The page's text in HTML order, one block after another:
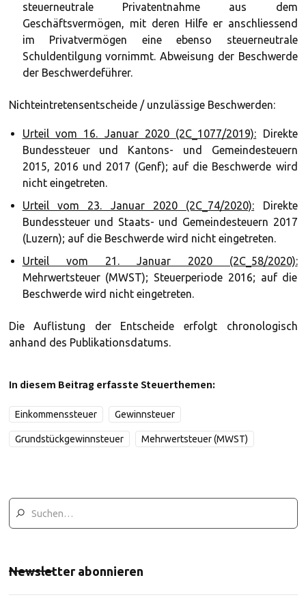
steuerneutrale Privatentnahme aus dem
Geschäftsvermögen, mit deren Hilfe er anschliessend
im Privatvermögen eine ebenso steuerneutrale
Schuldentilgung vornimmt. Abweisung der Beschwerde
der Beschwerdeführer.
Nichteintretensentscheide / unzulässige Beschwerden:
Urteil vom 16. Januar 2020 (2C_1077/2019): Direkte
Bundessteuer und Kantons- und Gemeindesteuern
2015, 2016 und 2017 (Genf); auf die Beschwerde wird
nicht eingetreten.
Urteil vom 23. Januar 2020 (2C_74/2020): Direkte
Bundessteuer und Staats- und Gemeindesteuern 2017
(Luzern); auf die Beschwerde wird nicht eingetreten.
Urteil vom 21. Januar 2020 (2C_58/2020):
Mehrwertsteuer (MWST); Steuerperiode 2016; auf die
Beschwerde wird nicht eingetreten.
Die Auflistung der Entscheide erfolgt chronologisch
anhand des Publikationsdatums.
In diesem Beitrag erfasste Steuerthemen:
Einkommenssteuer Gewinnsteuer
Grundstückgewinnsteuer Mehrwertsteuer (MWST)
Newsletter abonnieren